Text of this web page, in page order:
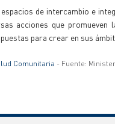
de intercambio e
acciones que
para crear en sus
Comunitaria - Fuente: